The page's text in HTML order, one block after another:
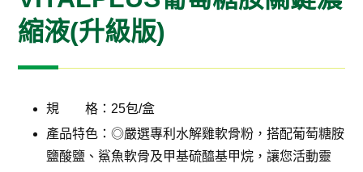
縮液(升級版)
規 格：25包/盒
產品特色：◎嚴選專利水解雞軟骨粉，搭配葡萄糖胺
鹽酸鹽、鯊魚軟骨及甲基硫醯基甲烷，讓您活動靈